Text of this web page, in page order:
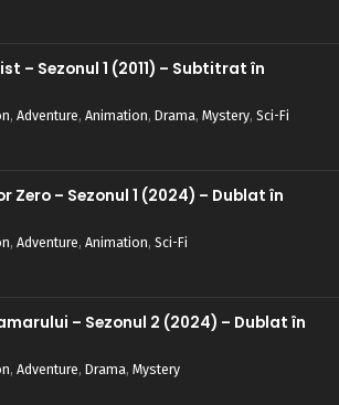
– Sezonul 1 (2011) – Subtitrat în
, Adventure, Animation, Drama, Mystery, Sci-Fi
Zero – Sezonul 1 (2024) – Dublat în
, Adventure, Animation, Sci-Fi
– Sezonul 2 (2024) – Dublat în
, Adventure, Drama, Mystery